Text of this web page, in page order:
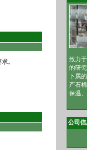
。
致力
的研
下属
产石
保温
公司信